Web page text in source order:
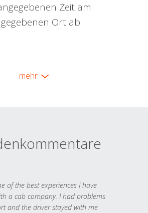
Zeit am
Ort ab.
mehr
of the best experiences I have
a cab company. I had problems
and the driver stayed with me